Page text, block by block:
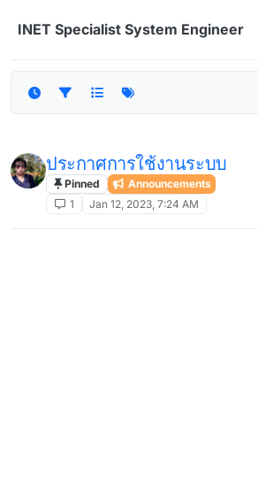
INET Specialist System Engineer
ประกาศการใช้งานระบบ
Pinned
Announcements
1
Jan 12, 2023, 7:24 AM